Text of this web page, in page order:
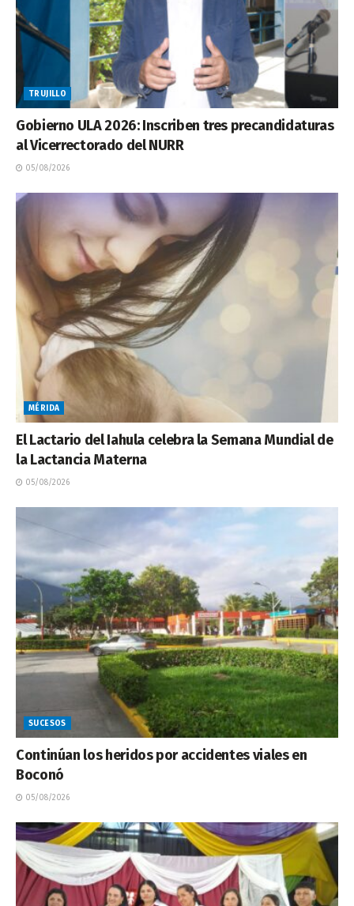
TRUJILLO
Gobierno ULA 2026: Inscriben tres precandidaturas
al Vicerrectorado del NURR
05/08/2026
MÉRIDA
El Lactario del Iahula celebra la Semana Mundial de
la Lactancia Materna
05/08/2026
SUCESOS
Continúan los heridos por accidentes viales en
Boconó
05/08/2026